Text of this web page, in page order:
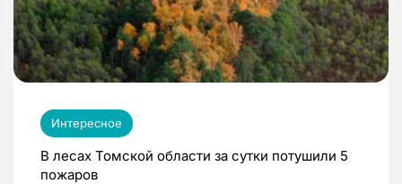
Интересное
В лесах Томской области за сутки потушили 5
пожаров